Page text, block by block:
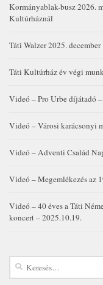
Kormányablak-busz 2026.
Kultúrháznál
Táti Walzer 2025. december
Táti Kultúrház év végi
Videó – Pro Urbe díjátadó
Videó – Városi karácsonyi
Videó – Adventi Család
Videó – Megemlékezés az
Videó – 40 éves a Táti
koncert – 2025.10.19.
Keresés: